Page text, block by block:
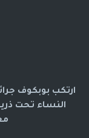
ارتكب بوبكوف